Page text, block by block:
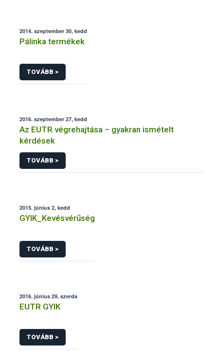
2014. szeptember 30, kedd
Pálinka termékek
TOVÁBB >
2016. szeptember 27, kedd
Az EUTR végrehajtása – gyakran ismételt
kérdések
TOVÁBB >
2015. június 2, kedd
GYIK_Kevésvérűség
TOVÁBB >
2016. június 29, szerda
EUTR GYIK
TOVÁBB >